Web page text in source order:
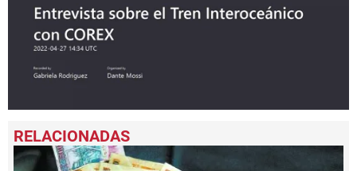
seconds
of
22
minutes,